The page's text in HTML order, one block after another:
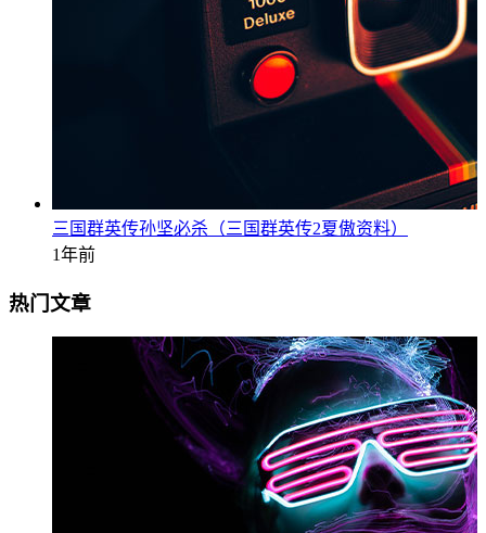
三国群英传孙坚必杀（三国群英传2夏傲资料）
1年前
热门文章